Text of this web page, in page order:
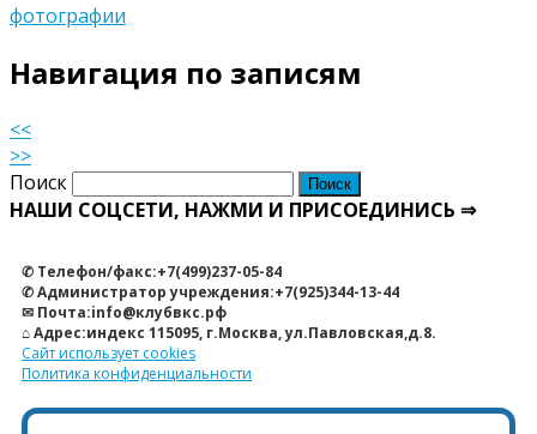
фотографии
Навигация по записям
<<
>>
Поиск
НАШИ СОЦСЕТИ, НАЖМИ И ПРИСОЕДИНИСЬ ⇒
✆ Телефон/факс:+7(499)237-05-84
✆ Администратор учреждения:+7(925)344-13-44
✉ Почта:info@клубвкс.рф
⌂ Адрес:индекс 115095, г.Москва, ул.Павловская,д.8.
Сайт использует cookies
Политика конфиденциальности